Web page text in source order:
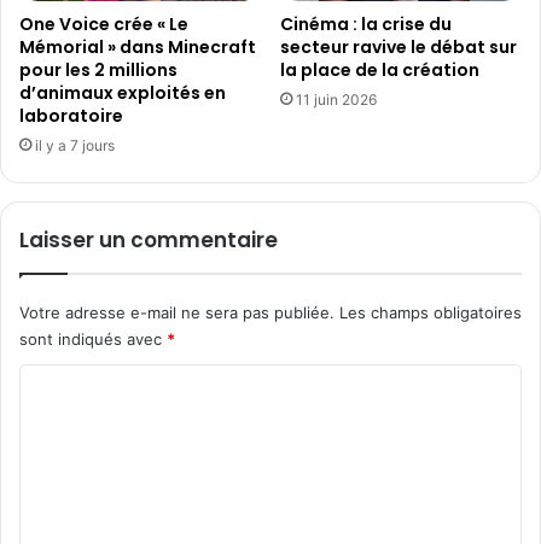
One Voice crée « Le
Mémorial » dans Minecraft
pour les 2 millions
d’animaux exploités en
laboratoire
il y a 7 jours
Cinéma : la crise du
secteur ravive le débat sur
la place de la création
11 juin 2026
Laisser un commentaire
Votre adresse e-mail ne sera pas publiée. Les champs obligatoires
sont indiqués avec *